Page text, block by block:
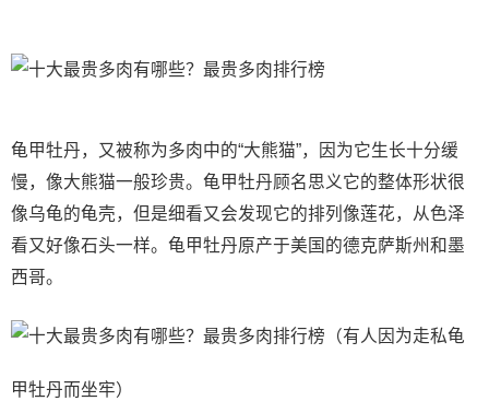
龟甲牡丹，又被称为多肉中的“大熊猫”，因为它生长十分缓
慢，像大熊猫一般珍贵。龟甲牡丹顾名思义它的整体形状很
像乌龟的龟壳，但是细看又会发现它的排列像莲花，从色泽
看又好像石头一样。龟甲牡丹原产于美国的德克萨斯州和墨
西哥。
（有人因为走私龟
甲牡丹而坐牢）